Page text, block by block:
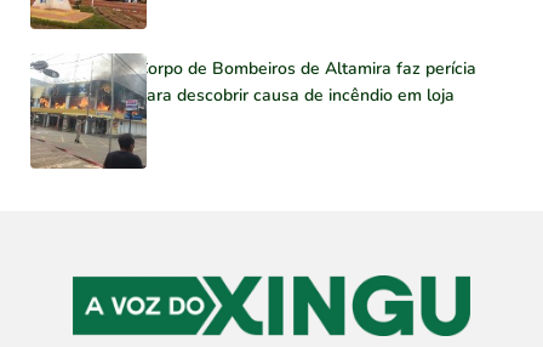
Corpo de Bombeiros de Altamira faz perícia
para descobrir causa de incêndio em loja